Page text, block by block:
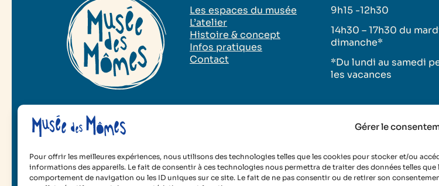
Gérer le
Pour offrir les meilleures expériences, nous utilisons des technologies telles que les cookies pour stocker et/ou
informations des appareils. Le fait de consentir à ces technologies nous permettra de traiter des données telles que
comportement de navigation ou les ID uniques sur ce site. Le fait de ne pas consentir ou de retirer son
Les espaces du musée
L’atelier
Histoire & concept
Infos pratiques
Contact
9h15 -12h30
14h30 – 17h30 du
dimanche*
*Du lundi au samedi
les vacances
2025 Musée des MômesMentions légalesPolitique de cookiesConditions